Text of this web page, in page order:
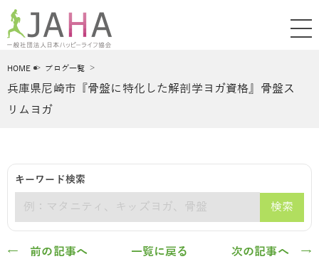
HOME ブログ一覧
兵庫県尼崎市『骨盤に特化した解剖学ヨガ資格』骨盤ス
リムヨガ
キーワード検索
検索
← 前の記事へ 一覧に戻る 次の記事へ →